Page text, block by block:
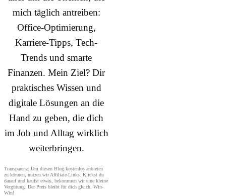
mich täglich antreiben:
Office-Optimierung,
Karriere-Tipps, Tech-
Trends und smarte
Finanzen. Mein Ziel? Dir
praktisches Wissen und
digitale Lösungen an die
Hand zu geben, die dich
im Job und Alltag wirklich
weiterbringen.
Transparenz: Um diesen Blog kostenlos anbieten
zu können, nutzen wir Affiliate-Links. Klickst du
darauf und kaufst etwas, bekommen wir eine kleine
Vergütung. Der Preis bleibt für dich gleich. Win-
Win!